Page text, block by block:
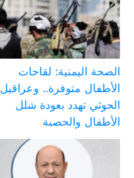
الصحة اليمنية: لقاحات
الأطفال متوفرة.. وعراقيل
الحوثي تهدد بعودة شلل
الأطفال والحصبة